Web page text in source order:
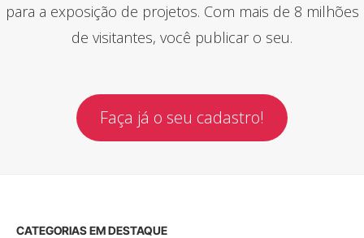
para a exposição de projetos. Com mais de 8 milhões
de visitantes, você publicar o seu.
Faça já o seu cadastro!
CATEGORIAS EM DESTAQUE